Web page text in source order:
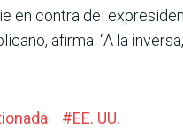
en contra del
afirma. “A la
#EE. UU.